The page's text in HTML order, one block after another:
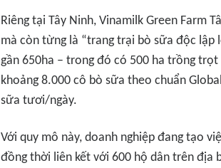
Riêng tại Tây Ninh, Vinamilk Green Farm
mà còn từng là “trang trại bò sữa độc lập
gần 650ha – trong đó có 500 ha trồng trọt
khoảng 8.000 cô bò sữa theo chuẩn
sữa tươi/ngày.
Với quy mô này, doanh nghiệp đang tạo
đồng thời liên kết với 600 hộ dân trên địa